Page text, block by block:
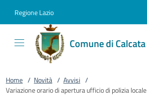
Regione Lazio
Comune di Calcata
Home / Novità / Avvisi /
Variazione orario di apertura ufficio di polizia locale